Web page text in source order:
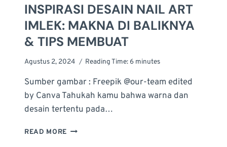
INSPIRASI DESAIN NAIL ART
IMLEK: MAKNA DI BALIKNYA
& TIPS MEMBUAT
Agustus 2, 2024 Reading Time: 6 minutes
Sumber gambar : Freepik @our-team edited
by Canva Tahukah kamu bahwa warna dan
desain tertentu pada…
READ MORE INSPIRASI